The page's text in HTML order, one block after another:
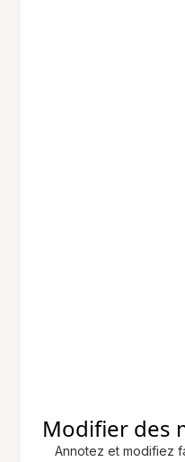
Modifier des
Annotez et modifiez